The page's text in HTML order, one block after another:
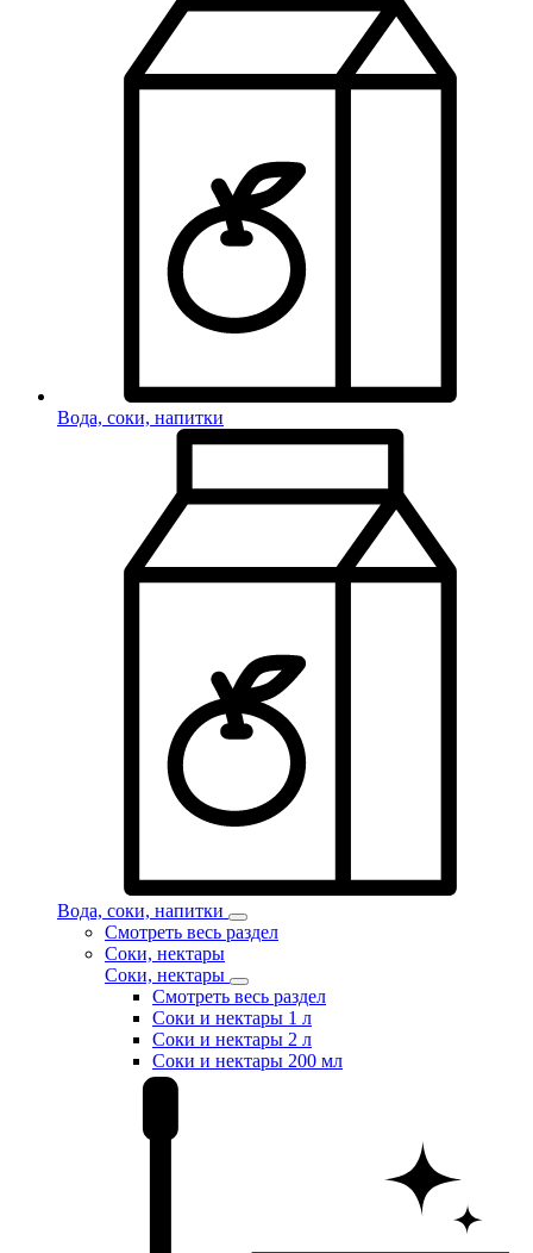
Вода, соки, напитки
Вода, соки, напитки
Смотреть весь раздел
Соки, нектары
Соки, нектары
Смотреть весь раздел
Соки и нектары 1 л
Соки и нектары 2 л
Соки и нектары 200 мл